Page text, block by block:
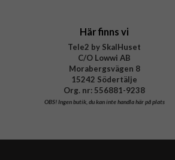
Här finns vi
Tele2 by SkalHuset
C/O Lowwi AB
Morabergsvägen 8
15242 Södertälje
Org. nr: 556881-9238
OBS!Ingen butik, du kan inte handla här på plats